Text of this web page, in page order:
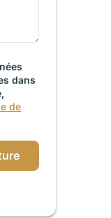
dans
de